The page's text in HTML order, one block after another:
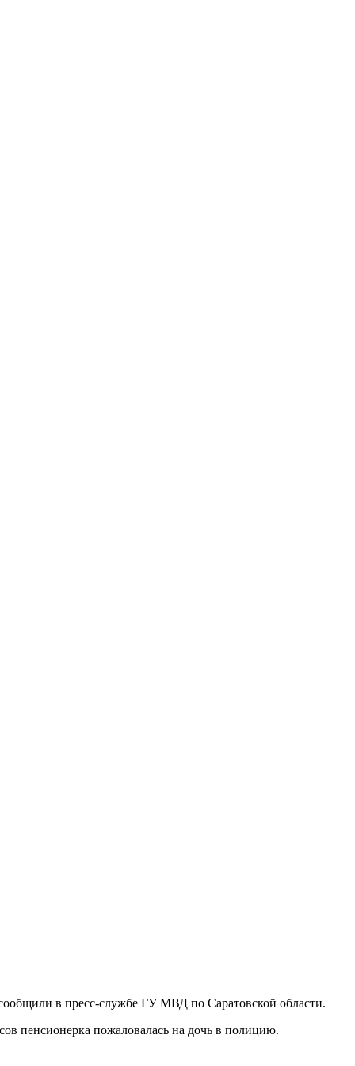
в пресс-службе ГУ МВД по Саратовской области.
пенсионерка пожаловалась на дочь в полицию.